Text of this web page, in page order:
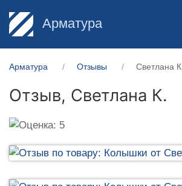
Арматура
Арматура Отзывы Светлана К.
Отзыв, Светлана К.